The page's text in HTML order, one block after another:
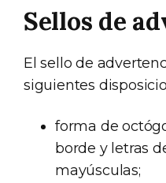
Sellos de
El sello de
siguientes
forma de
borde y letras
mayúsculas;